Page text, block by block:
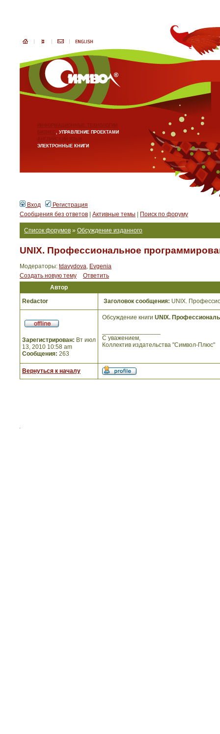
ИНФОРМАЦИОННЫЕ ТЕХНОЛОГИИ
БИЗНЕС, УПРАВЛЕНИЕ ПРОЕКТАМИ
АНГЛИЙСКИЙ ЯЗЫК
ЭЛЕКТРОННЫЕ КНИГИ
Вход
Регистрация
Сообщения без ответов
Активные темы Поиск по форуму
Список форумов » Обсуждение изданного
UNIX. Профессиональное
Модераторы: tdavydova, Evgenia
Создать новую тему
Ответить
Автор
Redactor
Заголовок сообщения: UNIX.
Зарегистрирован: Вт июл
13, 2010 10:58 am
Сообщения: 263
Обсуждение книги UNIX.
С уважением,
Коллектив издательства "Символ-Плюс"
Вернуться к началу